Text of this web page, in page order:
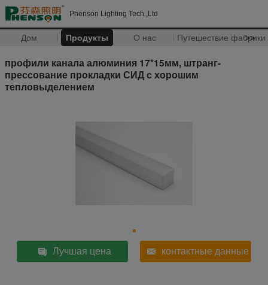
Phenson Lighting Tech.,Ltd
Дом Продукты О нас Путешествие фабрики
>>
профили канала алюминия 17*15мм, штранг-
прессование прокладки СИД с хорошим
тепловыделением
Лучшая цена контактные данные